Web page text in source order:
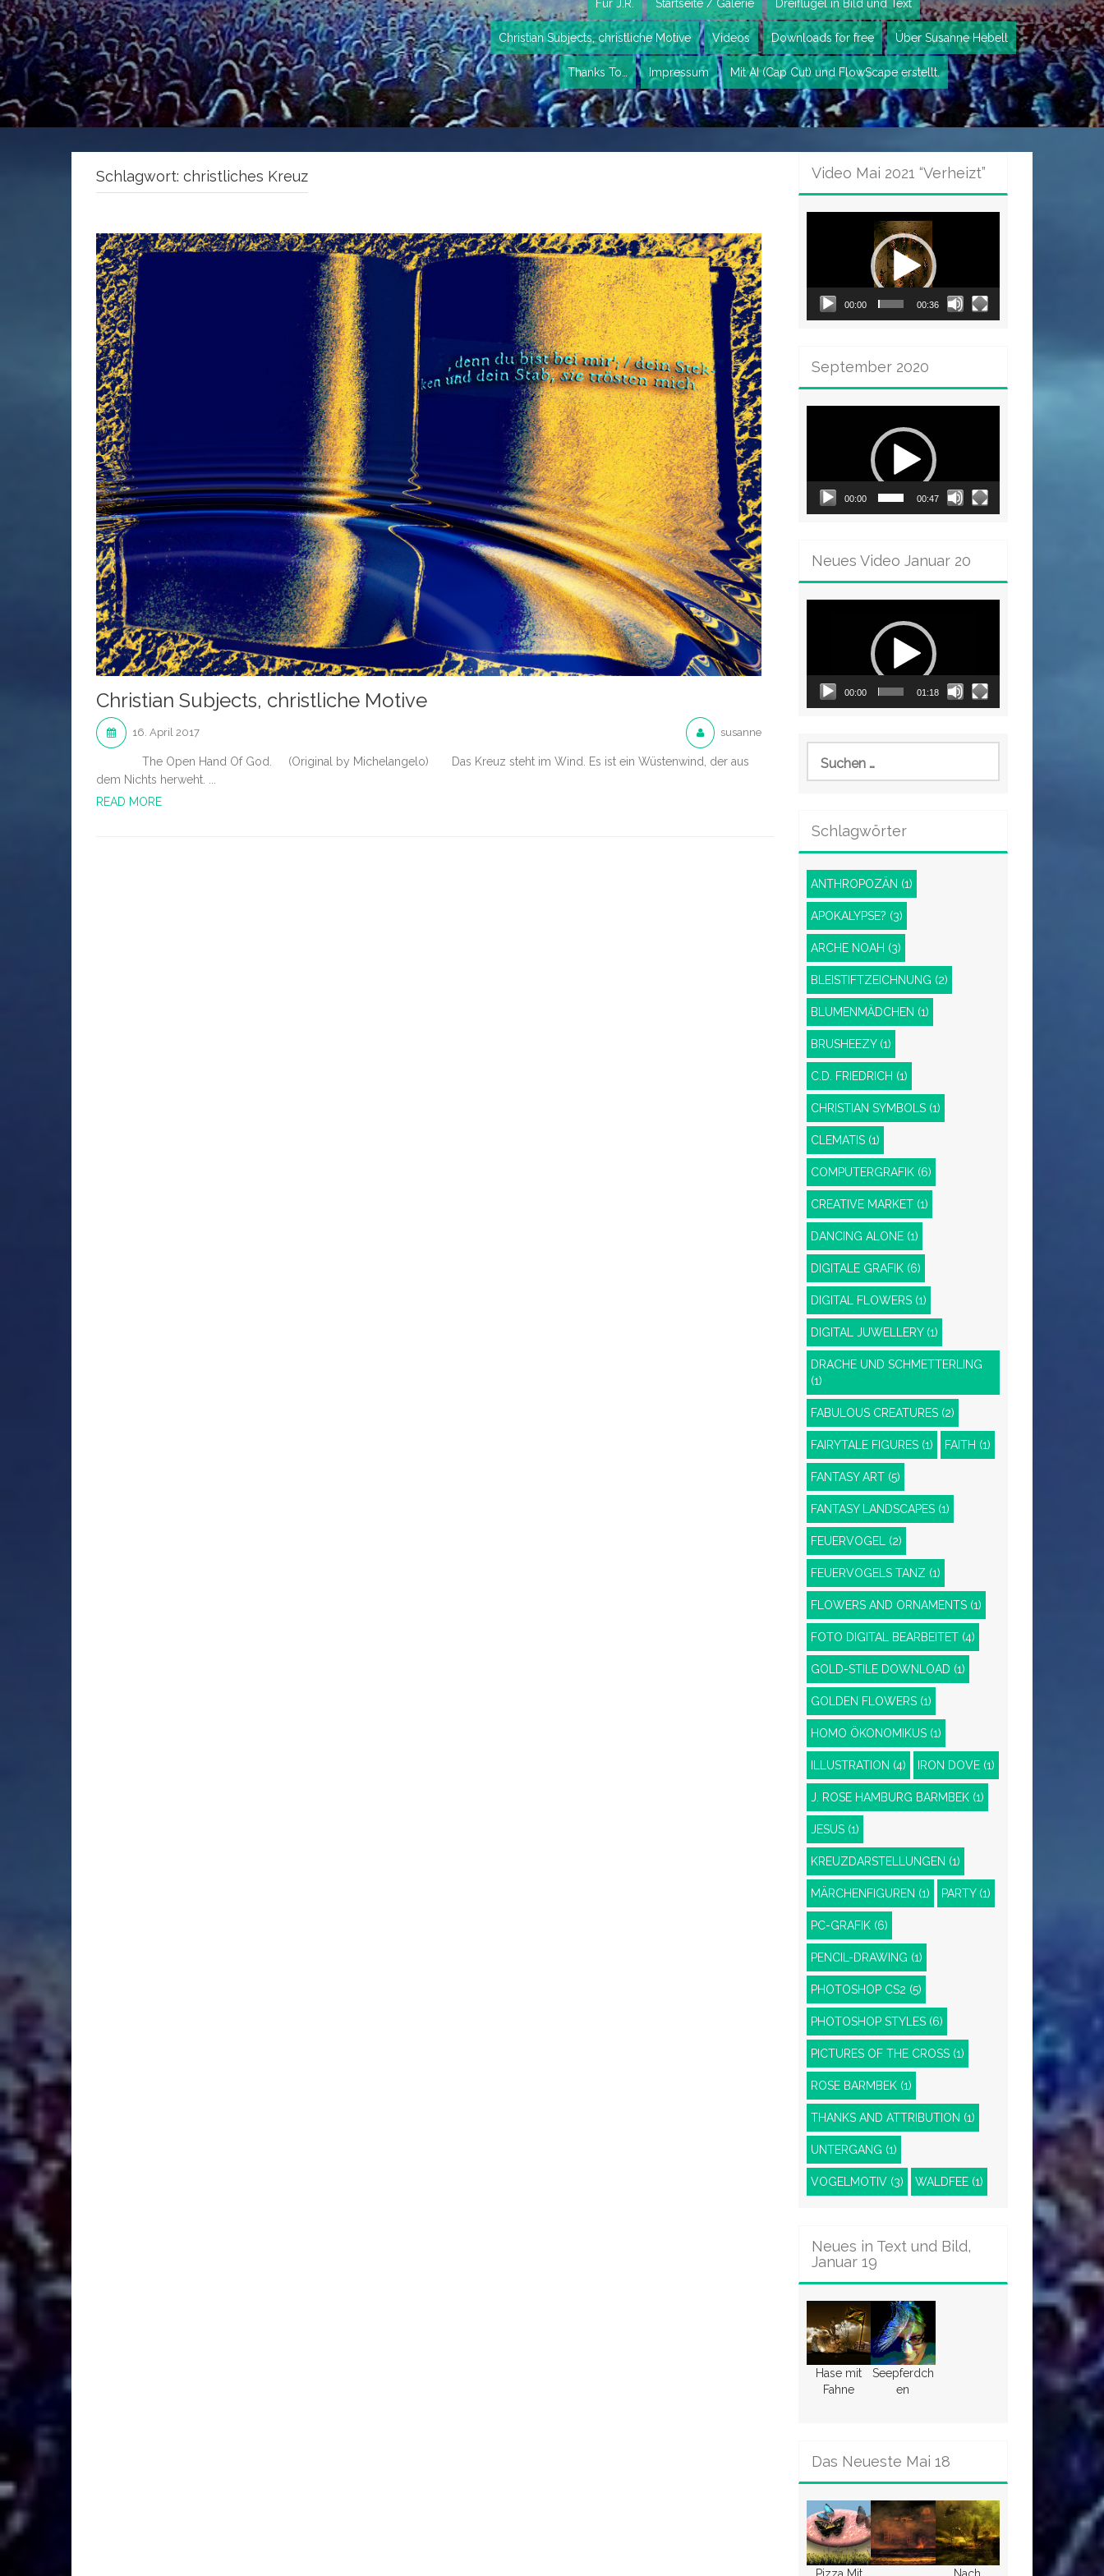
Für J.R. Startseite / Galerie Dreiflügel in Bild und Text
Christian Subjects, christliche Motive Videos Downloads for free Über Susanne Hebell
Thanks To… Impressum Mit AI (Cap Cut) und FlowScape erstellt.
Schlagwort: christliches Kreuz
Christian Subjects, christliche Motive
16. April 2017 susanne
The Open Hand Of God. (Original by Michelangelo) Das Kreuz steht im Wind. Es ist ein Wüstenwind, der aus
dem Nichts herweht. ...
READ MORE
Video Mai 2021 “Verheizt”
00:00 00:36
September 2020
00:00 00:47
Neues Video Januar 20
00:00 01:18
nach:
Schlagwörter
ANTHROPOZÄN (1)
APOKALYPSE? (3)
ARCHE NOAH (3)
BLEISTIFTZEICHNUNG (2)
BLUMENMÄDCHEN (1)
BRUSHEEZY(1)
C.D. FRIEDRICH (1)
CHRISTIAN SYMBOLS (1)
CLEMATIS (1)
COMPUTERGRAFIK (6)
CREATIVE MARKET (1)
DANCING ALONE (1)
DIGITALE GRAFIK (6)
DIGITAL FLOWERS (1)
DIGITAL JUWELLERY(1)
DRACHE UND SCHMETTERLING
(1)
FABULOUS CREATURES (2)
FAIRYTALE FIGURES (1) FAITH (1)
FANTASY ART (5)
FANTASY LANDSCAPES (1)
FEUERVOGEL (2)
FEUERVOGELS TANZ (1)
FLOWERS AND ORNAMENTS (1)
FOTO DIGITAL BEARBEITET (4)
GOLD-STILE DOWNLOAD (1)
GOLDEN FLOWERS (1)
HOMO ÖKONOMIKUS (1)
ILLUSTRATION (4) IRON DOVE (1)
J. ROSE HAMBURG BARMBEK (1)
JESUS (1)
KREUZDARSTELLUNGEN (1)
MÄRCHENFIGUREN (1) PARTY(1)
PC-GRAFIK (6)
PENCIL-DRAWING (1)
PHOTOSHOP CS2 (5)
PHOTOSHOP STYLES (6)
PICTURES OF THE CROSS (1)
ROSE BARMBEK (1)
THANKS AND ATTRIBUTION (1)
UNTERGANG (1)
VOGELMOTIV (3) WALDFEE (1)
Neues in Text und Bild,
Januar 19
Hase mit
Fahne
Seepferdch
en
Das Neueste Mai 18
Pizza Mit Nach